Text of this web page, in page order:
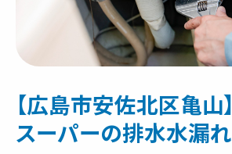
【広島市安佐北区亀山】
スーパーの排水水漏れ